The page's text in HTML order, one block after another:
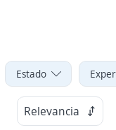
Estado
Relevancia